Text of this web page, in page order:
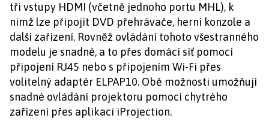
tři vstupy HDMI (včetně jednoho portu MHL), k
nimž lze připojit DVD přehrávače, herní konzole a
další zařízení. Rovněž ovládání tohoto všestranného
modelu je snadné, a to přes domácí síť pomocí
připojení RJ45 nebo s připojením Wi-Fi přes
volitelný adaptér ELPAP10. Obě možnosti umožňují
snadné ovládání projektoru pomocí chytrého
zařízení přes aplikaci iProjection.